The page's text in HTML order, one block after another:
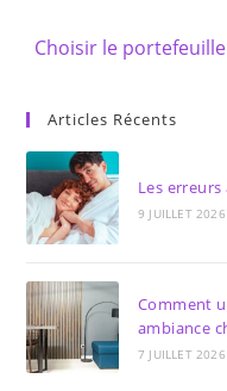
Choisir le
Articles Récents
Les
9 JUILLET 2026
Comment
ambiance
7 JUILLET 2026